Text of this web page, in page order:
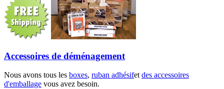
Accessoires de déménagement
Nous avons tous les boxes, ruban adhésifet des accessoires
d'emballage vous avez besoin.